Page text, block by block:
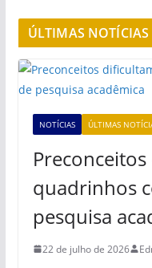
ÚLTIMAS NOTÍCIAS
NOTÍCIAS ÚLTIMAS
quadrinhos
pesquisa
22 de julho de 2026